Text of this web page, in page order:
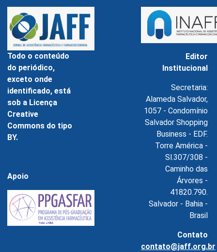
Todo o conteúdo
do periódico,
exceto onde
identificado, está
sob a Licença
Creative
Commons do tipo
BY.
Apoio
Editor
Institucional
Secretaria:
Alameda Salvador,
1057 - Condomínio
Salvador Shopping
Business - EDF.
Torre América -
Sl.307/308 -
Caminho das
Árvores -
41820.790.
Salvador - Bahia -
Brasil
Contato
contato@jaff.org.br